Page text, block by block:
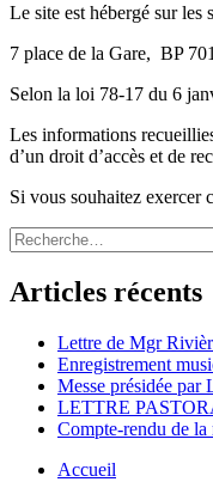
Le site est hébergé sur
7 place de la Gare, BP
Selon la loi 78-17 du 6
Les informations
d’un droit d’accès et de
Si vous souhaitez exercer
Recherche
pour :
Articles récents
Lettre de Mgr
Enregistrement
Messe présidée par
LETTRE
Compte-rendu de
Accueil